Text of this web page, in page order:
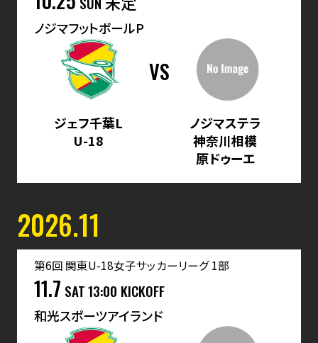
ノジマフットボールP
ジェフ千葉L
U-18
VS
ノジマステラ
神奈川相模
原ドゥーエ
2026.11
第6回 関東U-18女子サッカーリーグ 1部
11.7 SAT13:00 KICKOFF
和光スポーツアイランド